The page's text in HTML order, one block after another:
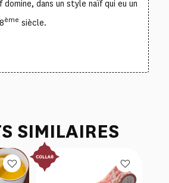
dans un style naïf qui eu un
ème siècle.
SIMILAIRES